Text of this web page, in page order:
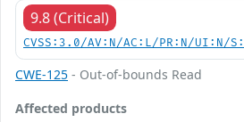
9.8 (Critical)
CVSS:3.0/AV:N/AC:L/PR:N/UI:N/
CWE-125 - Out-of-bounds Read
Affected products